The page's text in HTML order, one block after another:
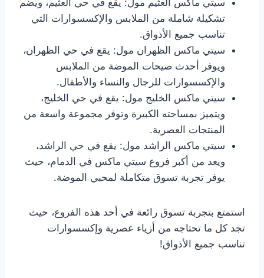
سيتي ماكس العثيم مول: يقع في حي العثيم، ويضم
تشكيلة شاملة من الملابس والإكسسوارات التي
تناسب جميع الأذواق.
سيتي ماكس الظهران مول: يقع في حي الظهران،
ويوفر أحدث صيحات الموضة من الملابس
والإكسسوارات للرجال والنساء والأطفال.
سيتي ماكس الخليج مول: يقع في حي الخليج،
ويتميز بمساحته الكبيرة وتوفر مجموعة واسعة من
المنتجات العصرية.
سيتي ماكس الراشد مول: يقع في حي الراشد،
ويعد من أكبر فروع سيتي ماكس في الدمام، حيث
يوفر تجربة تسوق متكاملة لمحبي الموضة.
استمتع بتجربة تسوق رائعة في أحد هذه الفروع، حيث
تجد كل ما تحتاجه من أزياء عصرية وإكسسوارات
تناسب جميع الأذواق!